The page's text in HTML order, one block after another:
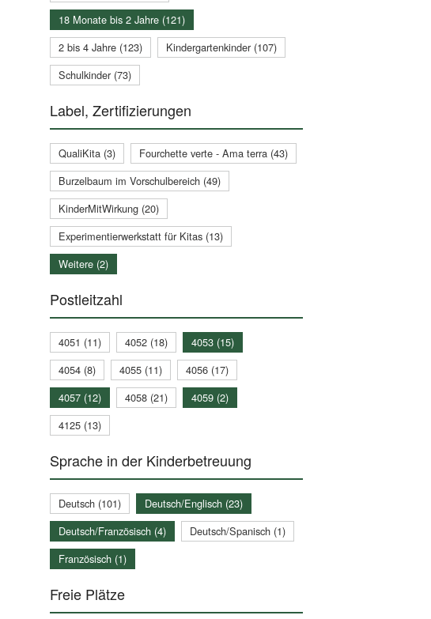
18 Monate bis 2 Jahre (121)
2 bis 4 Jahre (123)
Kindergartenkinder (107)
Schulkinder (73)
Label, Zertifizierungen
QualiKita (3)
Fourchette verte - Ama terra (43)
Burzelbaum im Vorschulbereich (49)
KinderMitWirkung (20)
Experimentierwerkstatt für Kitas (13)
Weitere (2)
Postleitzahl
4051 (11) 4052 (18)
4053 (15)
4054 (8)
4055 (11)
4056 (17)
4057 (12)
4058 (21)
4059 (2)
4125 (13)
Sprache in der Kinderbetreuung
Deutsch (101)
Deutsch/Englisch (23)
Deutsch/Französisch (4)
Deutsch/Spanisch (1)
Französisch (1)
Freie Plätze